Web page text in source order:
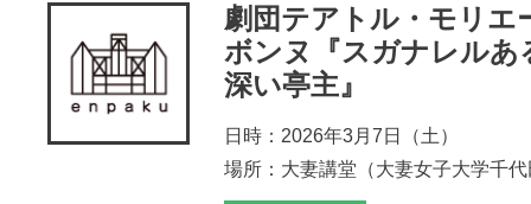
劇団テアトル・モリエ
ボンヌ『スガナレルあ
深い亭主』
日時：2026年3月7日（土）
場所：大妻講堂（大妻女子大学千